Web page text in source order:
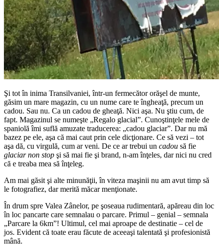
Şi tot în inima Transilvaniei, într-un fermecător orăşel de munte,
găsim un mare magazin, cu un nume care te îngheaţă, precum un
cadou. Sau nu. Ca un cadou de gheaţă. Nici aşa. Nu ştiu cum, de
fapt. Magazinul se numeşte „Regalo glacial”. Cunoştinţele mele de
spaniolă îmi suflă amuzate traducerea: „cadou glaciar”. Dar nu mă
bazez pe ele, aşa că mai caut prin cele dicţionare. Ce să vezi – tot
aşa dă, cu virgulă, cum ar veni. De ce ar trebui un cadou să fie
glaciar non stop şi să mai fie şi brand, n-am înţeles, dar nici nu cred
că e treaba mea să înţeleg.
Am mai găsit şi alte minunăţii, în viteza maşinii nu am avut timp să
le fotografiez, dar merită măcar menţionate.
În drum spre Valea Zânelor, pe şoseaua rudimentară, apăreau din loc
în loc pancarte care semnalau o parcare. Primul – genial – semnala
„Parcare la 6km”! Ultimul, cel mai aproape de destinatie – cel de
jos. Evident că toate erau făcute de aceeaşi talentată şi profesionistă
mână.